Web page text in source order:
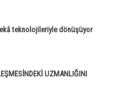
teknolojileriyle dönüşüyor
UZMANLIĞINI